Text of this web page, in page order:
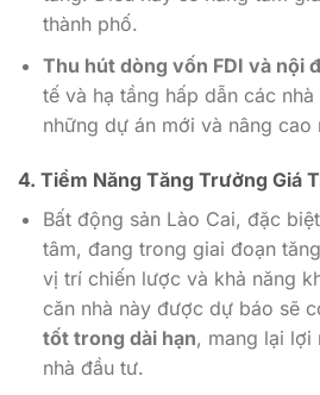
thành phố.
Thu hút dòng vốn FDI và nội
tế và hạ tầng hấp dẫn các
những dự án mới và nâng cao
4. Tiềm Năng Tăng Trưởng Giá
Bất động sản Lào Cai, đặc
tâm, đang trong giai đoạn
vị trí chiến lược và khả năng
căn nhà này được dự báo sẽ
tốt trong dài hạn, mang lại lợi
nhà đầu tư.